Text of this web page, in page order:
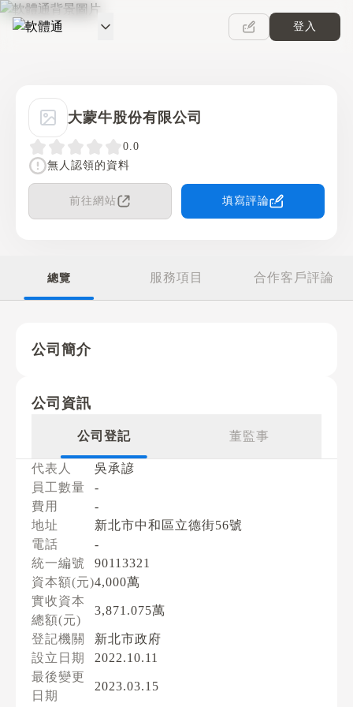
軟體通
登入
大蒙牛股份有限公司
0.0
無人認領的資料
前往網站 填寫評論
總覽 服務項目 合作客戶評論
公司簡介
公司資訊
公司登記 董監事
代表人
吳承諺
員工數量
-
費用
-
地址
新北市中和區立德街56號
電話
-
統一編號
90113321
資本額(元)4,000萬
實收資本
總額(元)
3,871.075萬
登記機關
新北市政府
設立日期
2022.10.11
最後變更
日期
2023.03.15